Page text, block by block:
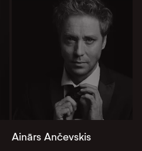
Ainārs Ančevskis